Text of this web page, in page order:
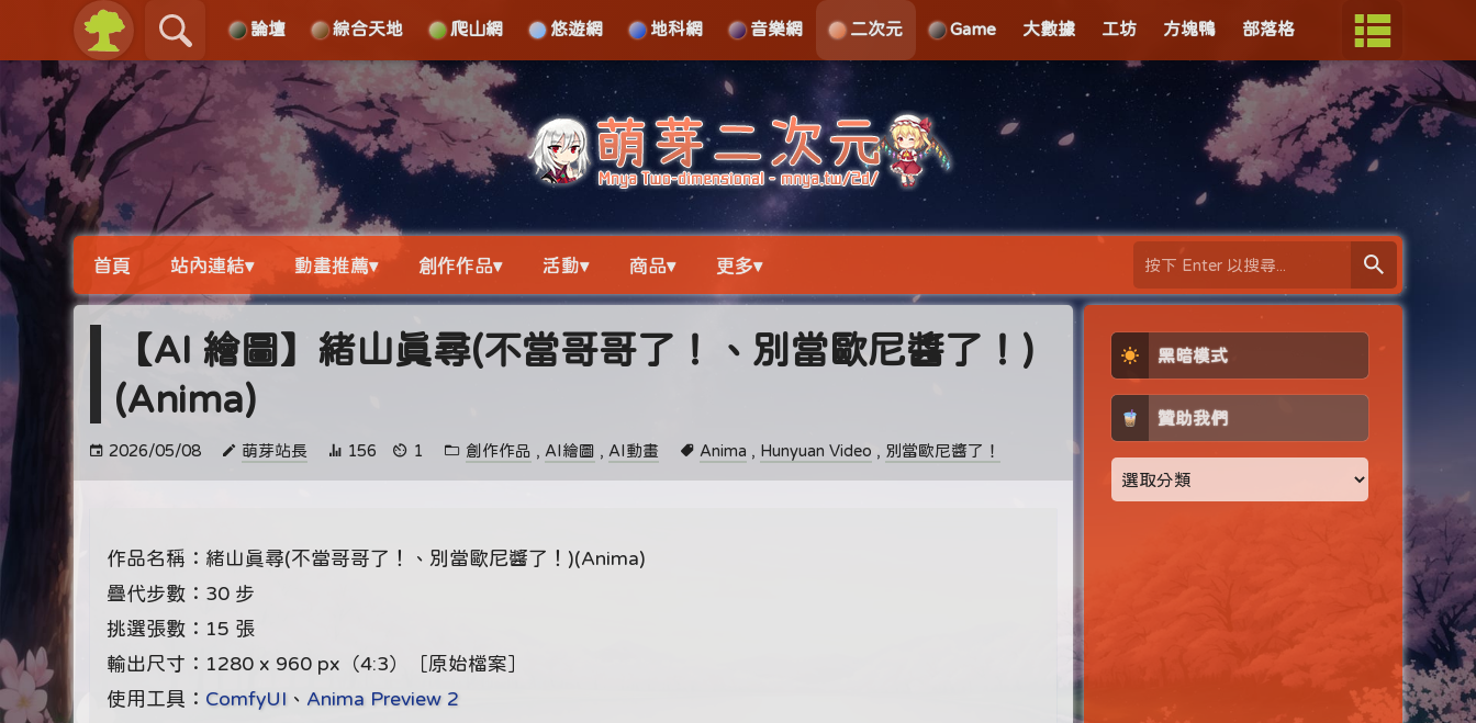
論壇 綜合天地 爬山網 悠遊網 地科網 音樂網 二次元 Game 大數據 工坊 方塊鴨 部落格
關於 導覽
首頁 站內連結▾ 動畫推薦▾ 創作作品▾ 活動▾ 商品▾ 更多▾
【AI 繪圖】緒山真尋(不當哥哥了！、別當歐尼醬了！)
(Anima)
2026/05/08 萌芽站長 156 1 創作作品 , AI繪圖 , AI動畫 Anima , Hunyuan Video , 別當歐尼醬了！
作品名稱：緒山真尋(不當哥哥了！、別當歐尼醬了！)(Anima)
疊代步數：30 步
挑選張數：15 張
輸出尺寸：1280 x 960 px（4:3）［原始檔案］
使用工具： ComfyUI 、 Anima Preview 2
黑暗模式
贊助我們